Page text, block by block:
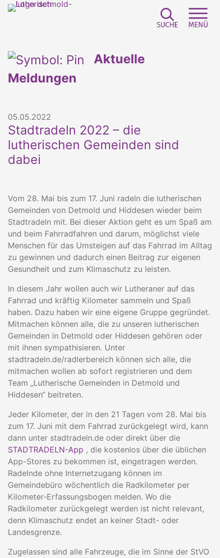
Aktuelle
Meldungen
05.05.2022
Stadtradeln 2022 – die
lutherischen Gemeinden sind
dabei
Vom 28. Mai bis zum 17. Juni radeln die lutherischen
Gemeinden von Detmold und Hiddesen wieder beim
Stadtradeln mit. Bei dieser Aktion geht es um Spaß am
und beim Fahrradfahren und darum, möglichst viele
Menschen für das Umsteigen auf das Fahrrad im Alltag
zu gewinnen und dadurch einen Beitrag zur eigenen
Gesundheit und zum Klimaschutz zu leisten.
In diesem Jahr wollen auch wir Lutheraner auf das
Fahrrad und kräftig Kilometer sammeln und Spaß
haben. Dazu haben wir eine eigene Gruppe gegründet.
Mitmachen können alle, die zu unseren lutherischen
Gemeinden in Detmold oder Hiddesen gehören oder
mit ihnen sympathisieren. Unter
stadtradeln.de/radlerbereich können sich alle, die
mitmachen wollen ab sofort registrieren und dem
Team „Lutherische Gemeinden in Detmold und
Hiddesen“ beitreten.
Jeder Kilometer, der in den 21 Tagen vom 28. Mai bis
zum 17. Juni mit dem Fahrrad zurückgelegt wird, kann
dann unter stadtradeln.de oder direkt über die
STADTRADELN-App , die kostenlos über die üblichen
App-Stores zu bekommen ist, eingetragen werden.
Radelnde ohne Internetzugang können im
Gemeindebüro wöchentlich die Radkilometer per
Kilometer-Erfassungsbogen melden. Wo die
Radkilometer zurückgelegt werden ist nicht relevant,
denn Klimaschutz endet an keiner Stadt- oder
Landesgrenze.
Zugelassen sind alle Fahrzeuge, die im Sinne der StVO